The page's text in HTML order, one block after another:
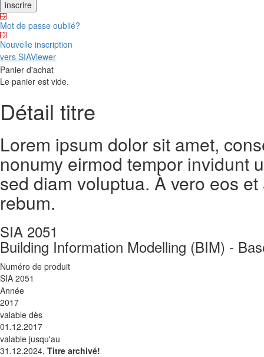
Mot de passe oublié?
Nouvelle inscription
vers SIAViewer
Panier d'achat
Le panier est vide.
Détail titre
Lorem ipsum dolor sit amet,
nonumy eirmod tempor invidunt
sed diam voluptua. À vero eos
rebum.
SIA 2051
Building Information Modelling (BIM) -
Numéro de produit
SIA 2051
Année
2017
valable dès
01.12.2017
valable jusqu'au
31.12.2024, Titre archivé!